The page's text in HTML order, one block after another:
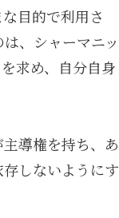
目的で利用さ
、シャーマニッ
求め、自分自身
導権を持ち、あ
しないようにす